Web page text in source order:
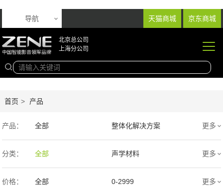
天猫商城 京东商城
导航
北京总公司
上海分公司
首页 > 产品
产品： 全部 整体化解决方案
音响产品 投影产品
专业扩声音箱 幕布产品
更多
分类： 全部 声学材料 更多
价格： 全部 0-2999 更多